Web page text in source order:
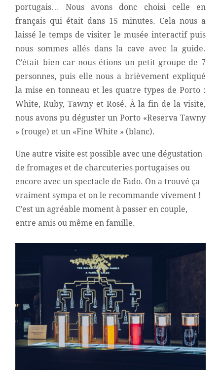
portugais… Nous avons donc choisi celle en
français qui était dans 15 minutes. Cela nous a
laissé le temps de visiter le musée interactif puis
nous sommes allés dans la cave avec la guide.
C’était bien car nous étions un petit groupe de 7
personnes, puis elle nous a brièvement expliqué
la mise en tonneau et les quatre types de Porto :
White, Ruby, Tawny et Rosé. À la fin de la visite,
nous avons pu déguster un Porto «Reserva Tawny
» (rouge) et un «Fine White » (blanc).
Une autre visite est possible avec une dégustation
de fromages et de charcuteries portugaises ou
encore avec un spectacle de Fado. On a trouvé ça
vraiment sympa et on le recommande vivement !
C’est un agréable moment à passer en couple,
entre amis ou même en famille.